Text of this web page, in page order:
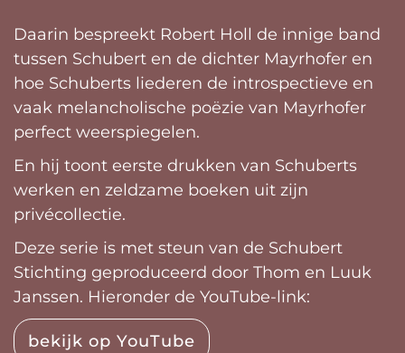
Daarin bespreekt Robert Holl de innige band
tussen Schubert en de dichter Mayrhofer en
hoe Schuberts liederen de introspectieve en
vaak melancholische poëzie van Mayrhofer
perfect weerspiegelen.
En hij toont eerste drukken van Schuberts
werken en zeldzame boeken uit zijn
privécollectie.
Deze serie is met steun van de Schubert
Stichting geproduceerd door Thom en Luuk
Janssen. Hieronder de YouTube-link:
bekijk op YouTube